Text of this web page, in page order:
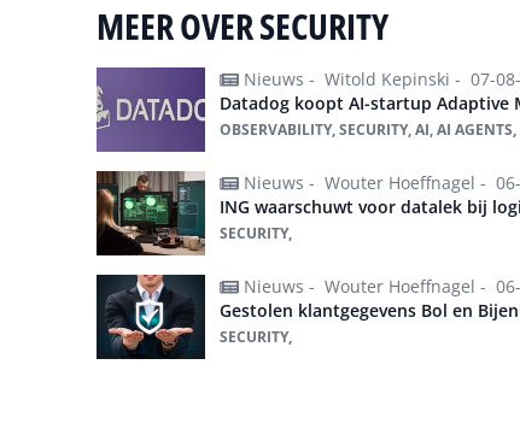
MEER OVER SECURITY
Nieuws - Witold Kepinski - 07-
Datadog koopt AI-startup Adaptive
OBSERVABILITY, SECURITY, AI, AI AGENTS,
Nieuws - Wouter Hoeffnagel -
ING waarschuwt voor datalek bij
SECURITY,
Nieuws - Wouter Hoeffnagel -
Gestolen klantgegevens Bol en
SECURITY,